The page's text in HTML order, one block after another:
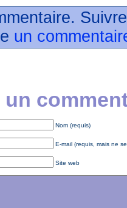
un
un
Nom (requis)
E-mail (requis, mais ne
Site web